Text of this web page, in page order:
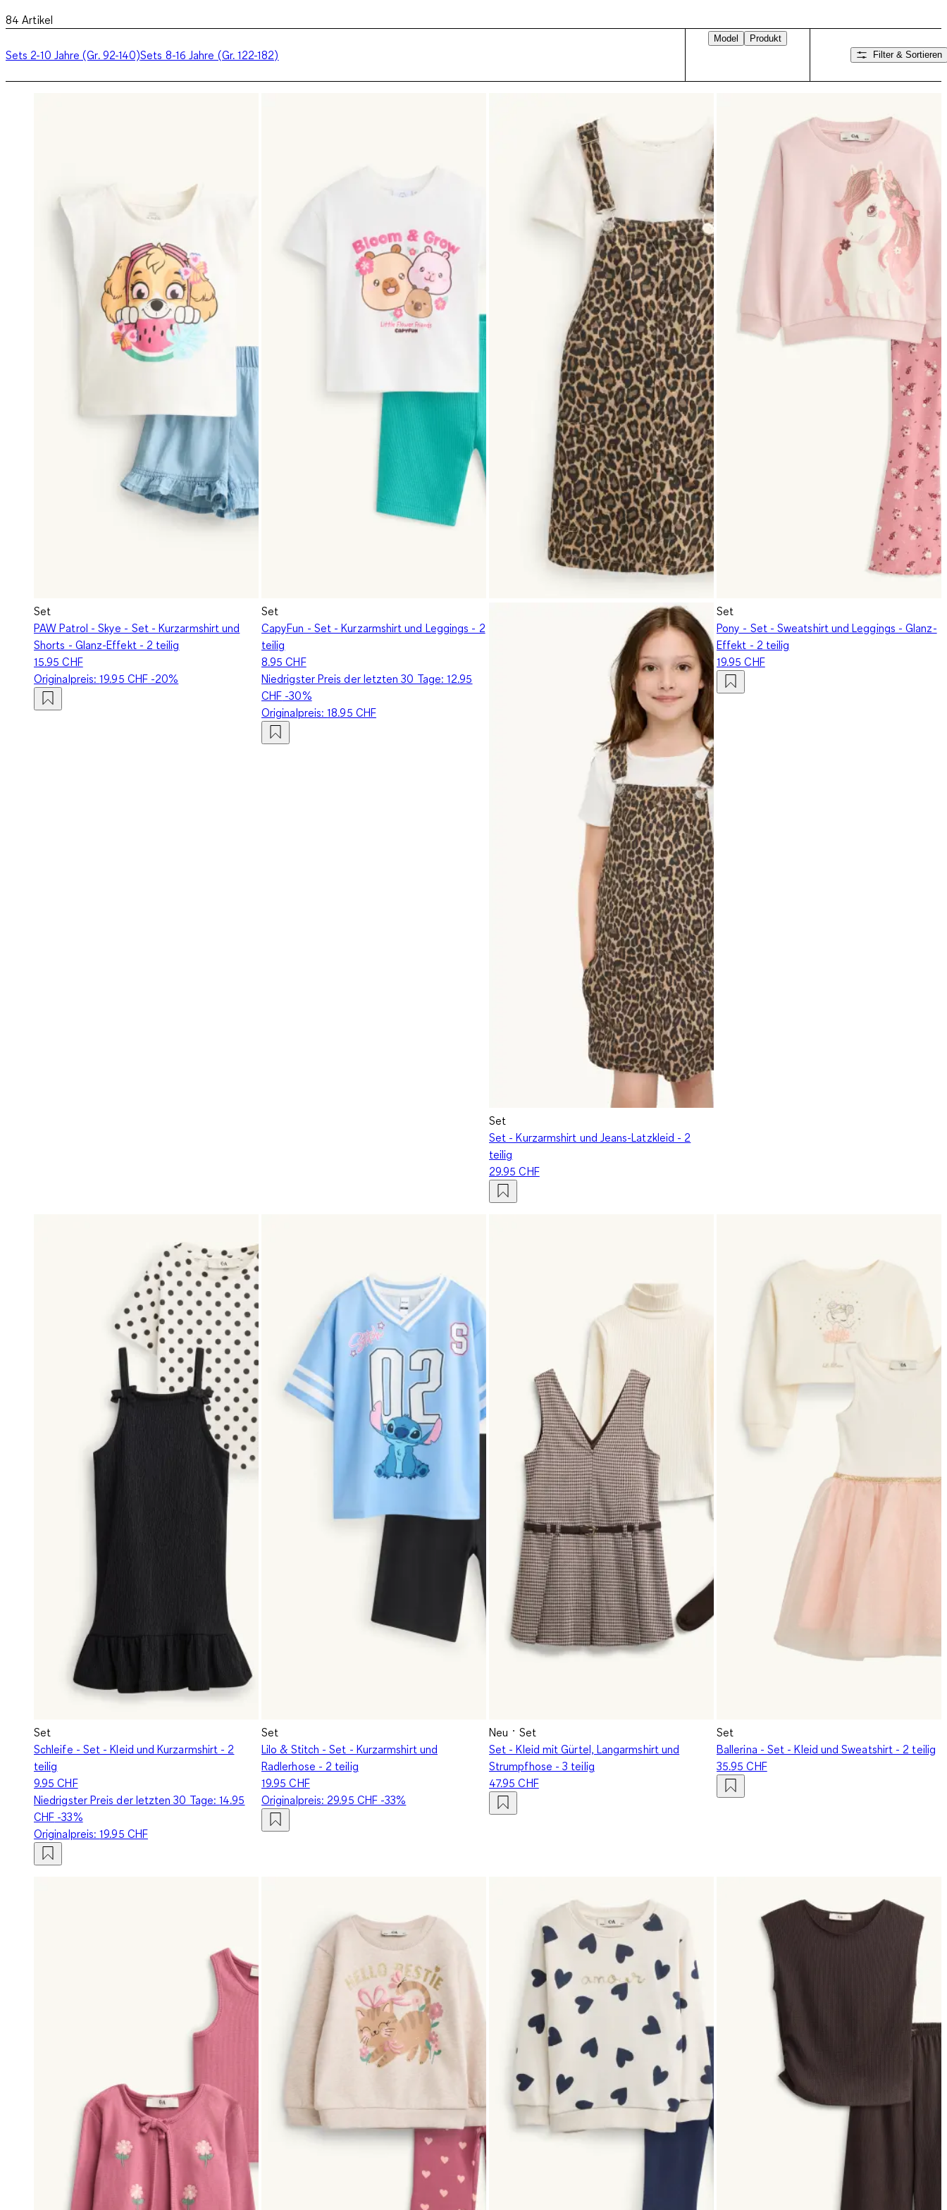
84 Artikel
Sets 2-10 Jahre (Gr. 92-140)Sets 8-16 Jahre (Gr. 122-182)
Model
Produkt
Filter & Sortieren
Set
PAW Patrol - Skye - Set - Kurzarmshirt und
Shorts - Glanz-Effekt - 2 teilig
15.95 CHF
Originalpreis:19.95 CHF-20%
Set
CapyFun - Set - Kurzarmshirt und Leggings - 2
teilig
8.95 CHF
Niedrigster Preis der letzten 30 Tage:12.95
CHF -30%
Originalpreis:18.95 CHF
Set
Set - Kurzarmshirt und Jeans-Latzkleid - 2
teilig
29.95 CHF
Set
Pony - Set - Sweatshirt und Leggings - Glanz-
Effekt - 2 teilig
19.95 CHF
Set
Schleife - Set - Kleid und Kurzarmshirt - 2
teilig
9.95 CHF
Niedrigster Preis der letzten 30 Tage:14.95
CHF -33%
Originalpreis:19.95 CHF
Set
Lilo & Stitch - Set - Kurzarmshirt und
Radlerhose - 2 teilig
19.95 CHF
Originalpreis: 29.95 CHF-33%
Neu
Set
Set - Kleid mit Gürtel, Langarmshirt und
Strumpfhose - 3 teilig
47.95 CHF
Set
Ballerina - Set - Kleid und Sweatshirt - 2 teilig
35.95 CHF